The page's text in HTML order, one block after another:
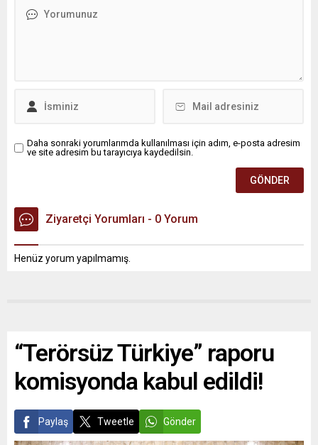
Daha sonraki yorumlarımda kullanılması için adım, e-posta adresim
ve site adresim bu tarayıcıya kaydedilsin.
Ziyaretçi Yorumları - 0 Yorum
Henüz yorum yapılmamış.
“Terörsüz Türkiye” raporu
komisyonda kabul edildi!
Paylaş Tweetle Gönder